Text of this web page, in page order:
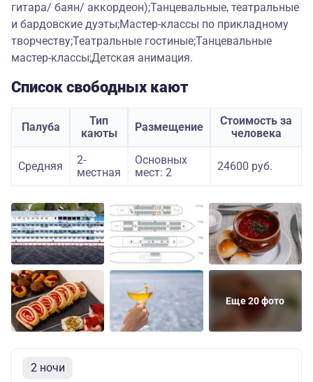
гитара/ баян/ аккордеон);Танцевальные, театральные
и бардовские дуэты;Мастер-классы по прикладному
творчеству;Театральные гостиные;Танцевальные
мастер-классы;Детская анимация.
Список свободных кают
Палуба
Тип
каюты
Размещение
Стоимость за
человека
Средняя
2-
местная
Основных
мест: 2
24600 руб.
Еще 20 фото
2 ночи